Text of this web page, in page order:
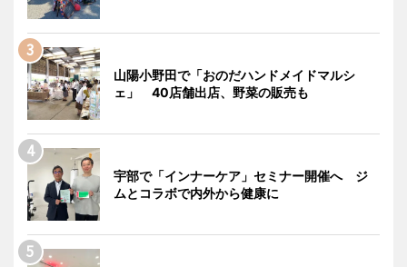
山陽小野田で「おのだハンドメイドマルシ
ェ」 40店舗出店、野菜の販売も
宇部で「インナーケア」セミナー開催へ ジ
ムとコラボで内外から健康に